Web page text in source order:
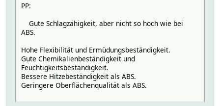
PP:
Gute Schlagzähigkeit, aber nicht so hoch wie bei
ABS.
Hohe Flexibilität und Ermüdungsbeständigkeit.
Gute Chemikalienbeständigkeit und
Feuchtigkeitsbeständigkeit.
Bessere Hitzebeständigkeit als ABS.
Geringere Oberflächenqualität als ABS.